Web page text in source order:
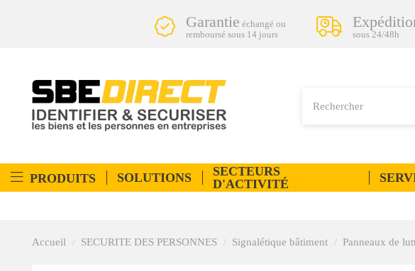
Garantie échangé ou
remboursé sous 14 jours
sous 24/48h
PRODUITS SOLUTIONS
SECTEURS
D'ACTIVITÉ
Accueil SECURITE DES PERSONNES Signalétique bâtiment Panneaux de